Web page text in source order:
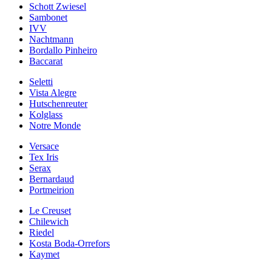
Schott Zwiesel
Sambonet
IVV
Nachtmann
Bordallo Pinheiro
Baccarat
Seletti
Vista Alegre
Hutschenreuter
Kolglass
Notre Monde
Versace
Tex Iris
Serax
Bernardaud
Portmeirion
Le Creuset
Chilewich
Riedel
Kosta Boda-Orrefors
Kaymet